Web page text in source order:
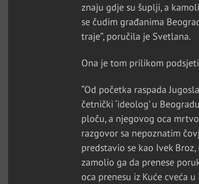
znaju gdje su šuplji, a
se čudim građanima
traje”, poručila je Svetlana.
Ona je tom prilikom
“Od početka raspada
četnički ‘ideolog’ u
ploču, a njegovog oca
razgovor sa nepoznatim
predstavio se kao Ivek
zamolio ga da prenese
oca prenesu iz Kuće cveća